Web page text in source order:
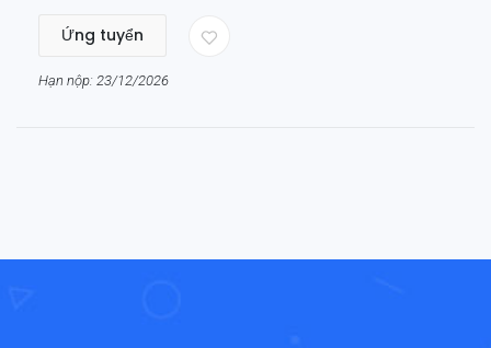
Ứng tuyển
Hạn nộp: 23/12/2026